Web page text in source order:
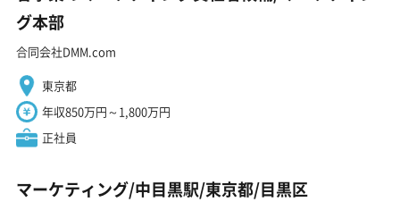
グ本部
合同会社DMM.com
東京都
年収850万円～1,800万円
正社員
マーケティング/中目黒駅/東京都/目黒区